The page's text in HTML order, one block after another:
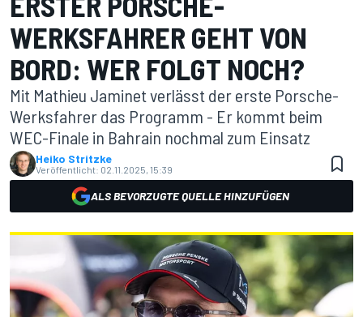
WERKSFAHRER GEHT VON
BORD: WER FOLGT NOCH?
Mit Mathieu Jaminet verlässt der erste Porsche-
Werksfahrer das Programm - Er kommt beim
WEC-Finale in Bahrain nochmal zum Einsatz
Heiko Stritzke
Veröffentlicht: 02.11.2025, 15:39
ALS BEVORZUGTE QUELLE HINZUFÜGEN